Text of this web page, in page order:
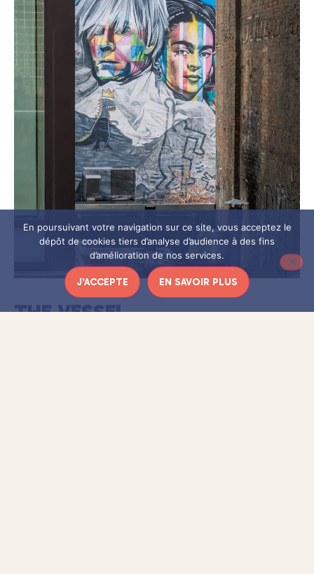
THE VESSEL
En poursuivant votre navigation sur ce site, vous acceptez le
dépôt de cookies tiers d’analyse d’audience à des fins
d’amélioration de nos services.
J'ACCEPTE EN SAVOIR PLUS